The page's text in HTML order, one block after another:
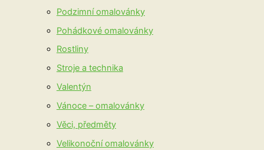
Podzimní omalovánky
Pohádkové omalovánky
Rostliny
Stroje a technika
Valentýn
Vánoce – omalovánky
Věci, předměty
Velikonoční omalovánky